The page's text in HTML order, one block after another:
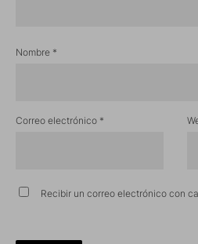
Nombre *
Correo electrónico *
Recibir un correo electrónico con